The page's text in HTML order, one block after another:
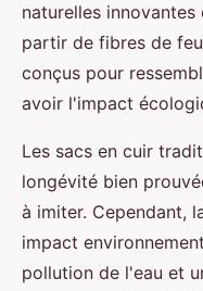
naturelles
partir de fibres de
conçus pour
avoir l'impact
Les sacs en cuir
longévité bien
à imiter. Cependant,
impact
pollution de l'eau et